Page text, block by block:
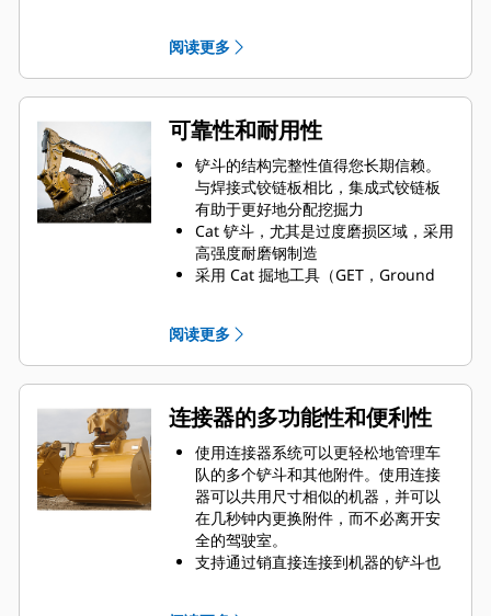
可以快速铲挖物料，提高了机器的整
体工作效率。
您可在更短的时间内装载更多的物
料。铲斗形状和侧挡板精心设计而
成，让您每次装载都可将大部分物料
保留在铲斗内。
阅读更多
可靠性和耐用性
铲斗的结构完整性值得您长期信赖。
与焊接式铰链板相比，集成式铰链板
有助于更好地分配挖掘力
Cat 铲斗，尤其是过度磨损区域，采用
高强度耐磨钢制造
采用 Cat 掘地工具（GET，Ground
采用 Cat
苛应用的生产率、增强料堆穿透力，
并且缩短循环时间
采用 Advansys 无锤式 GET 系统，以
前所未有的速度快速安装和拆卸齿尖
采用 CapSure 固定装置，确保仅使用
基本的手持工具即可牢固安装齿尖和
齿座
通过为您的铲斗和应用组合选择合适
的 GET 来降低维护成本。铲斗齿尖提
供多种选择，确保适合您的具体应用
阅读更多
连接器的多功能性和便利性
使用连接器系统可以更轻松地管理车
队的多个铲斗和其他附件。使用连接
器可以共用尺寸相似的机器，并可以
在几秒钟内更换附件，而不必离开安
全的驾驶室。
支持通过销直接连接到机器的铲斗也